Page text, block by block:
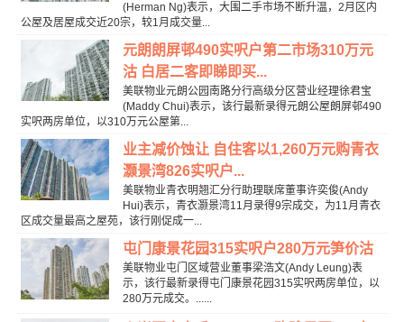
(Herman Ng)表示，大围二手市场不断升温，2月区内
公屋及居屋成交近20宗，较1月成交量...
元朗朗屏邨490实呎户第二市场310万元
沽 白居二客即睇即买...
美联物业元朗公园南路分行高级分区营业经理徐君宝
(Maddy Chui)表示，该行最新录得元朗公屋朗屏邨490
实呎两房单位，以310万元公屋第...
业主减价蚀让 自住客以1,260万元购青衣
灏景湾826实呎户...
美联物业青衣明翘汇分行助理联席董事许奕俊(Andy
Hui)表示，青衣灏景湾11月录得9宗成交，为11月青衣
区成交量最高之屋苑，该行刚促成一...
屯门康景花园315实呎户280万元笋价沽
美联物业屯门区域营业董事梁浩文(Andy Leung)表
示，该行最新录得屯门康景花园315实呎两房单位，以
280万元成交。......